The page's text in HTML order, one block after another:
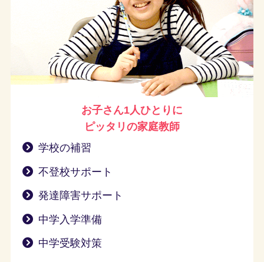
お子さん1人ひとりに
ピッタリの家庭教師
学校の補習
不登校サポート
発達障害サポート
中学入学準備
中学受験対策